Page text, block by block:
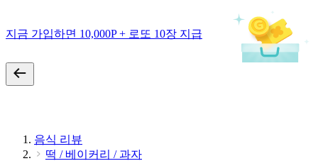
지금 가입하면 10,000P + 로또 10장 지급
음식 리뷰
떡 / 베이커리 / 과자